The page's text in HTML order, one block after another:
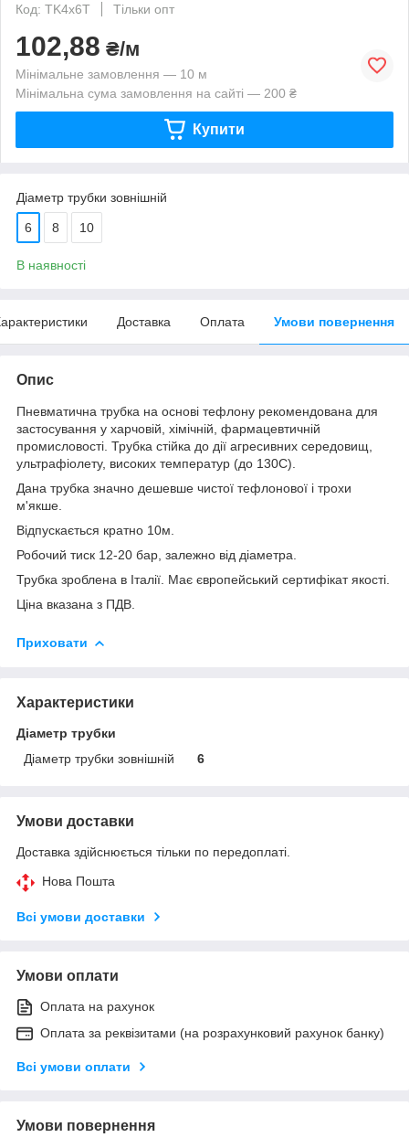
Код: TK4x6T
Тільки опт
102,88 ₴/м
Мінімальне замовлення — 10 м
Мінімальна сума замовлення на сайті — 200 ₴
Купити
Діаметр трубки зовнішній
6 8 10
В наявності
Доставка Оплата Умови повернення
Опис
Пневматична трубка на основі тефлону рекомендована для
застосування у харчовій, хімічній, фармацевтичній
промисловості. Трубка стійка до дії агресивних середовищ,
ультрафіолету, високих температур (до 130С).
Дана трубка значно дешевше чистої тефлонової і трохи
м'якше.
Відпускається кратно 10м.
Робочий тиск 12-20 бар, залежно від діаметра.
Трубка зроблена в Італії. Має європейський сертифікат якості.
Ціна вказана з ПДВ.
Приховати
Характеристики
Діаметр трубки
Діаметр трубки зовнішній
6
Умови доставки
Доставка здійснюється тільки по передоплаті.
Нова Пошта
Всі умови доставки
Умови оплати
Оплата на рахунок
Оплата за реквізитами (на розрахунковий рахунок банку)
Всі умови оплати
Умови повернення